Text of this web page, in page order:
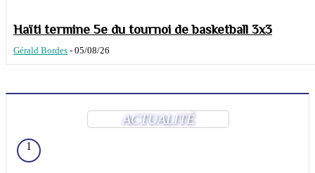
Haïti termine 5e du tournoi de basketball 3x3
Gérald Bordes - 05/08/26
ACTUALITÉ
1